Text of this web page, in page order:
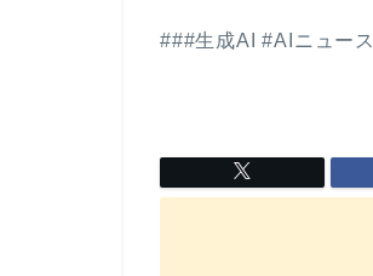
###生成AI #AIニュース